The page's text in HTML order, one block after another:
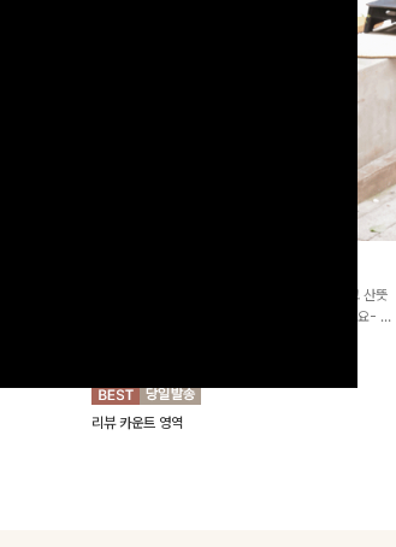
[청순무드/체형커버]꾸안꾸 무드의 정석🤍 가볍고 산뜻
한 착용감으로 여름 내내 손이 자주 가는 원피스예요- 은
리뷰 카운트 영역